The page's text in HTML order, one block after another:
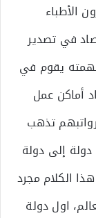
الأطباء
في تصدير
يقوم في
أماكن عمل
تذهب
إلى دولة
الكلام مجرد
اول دولة